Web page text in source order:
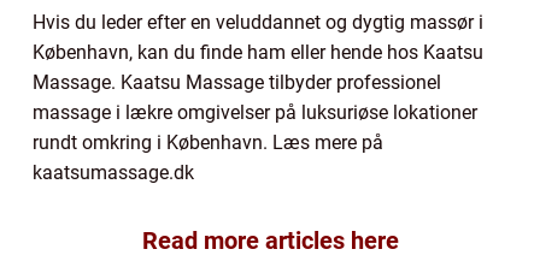
Hvis du leder efter en veluddannet og dygtig massør i
København, kan du finde ham eller hende hos Kaatsu
Massage. Kaatsu Massage tilbyder professionel
massage i lækre omgivelser på luksuriøse lokationer
rundt omkring i København. Læs mere på
kaatsumassage.dk
Read more articles here